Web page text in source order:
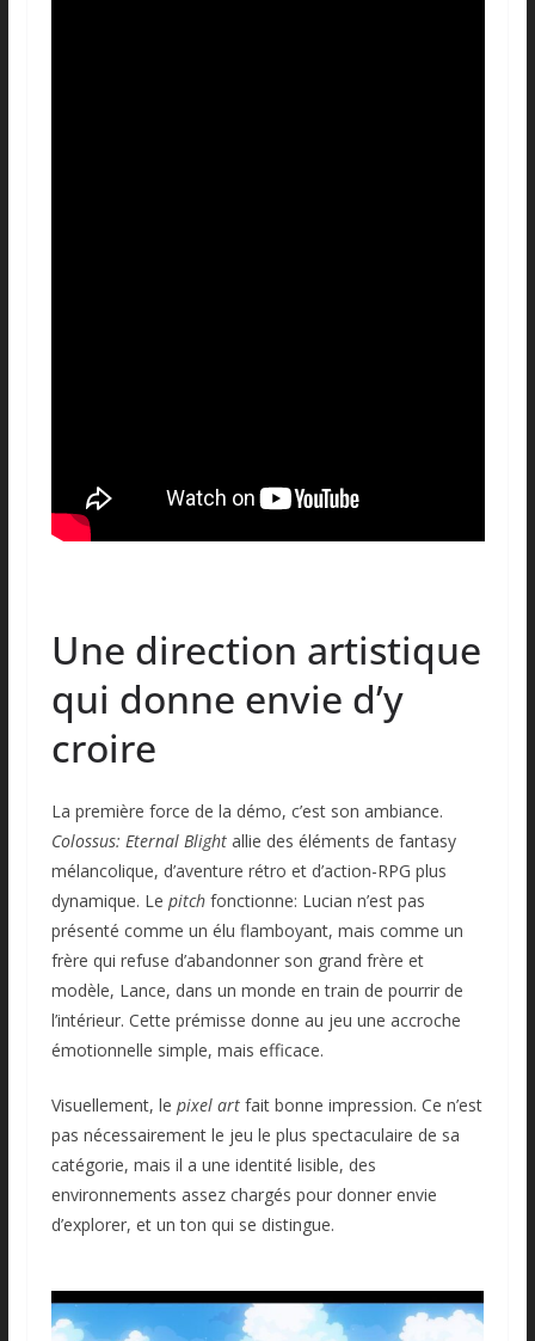
Une direction artistique
qui donne envie d’y
croire
La première force de la démo, c’est son ambiance.
Colossus: Eternal Blightallie des éléments de fantasy
mélancolique, d’aventure rétro et d’action-RPG plus
dynamique. Le pitchfonctionne: Lucian n’est pas
présenté comme un élu flamboyant, mais comme un
frère qui refuse d’abandonner son grand frère et
modèle, Lance, dans un monde en train de pourrir de
l’intérieur. Cette prémisse donne au jeu une accroche
émotionnelle simple, mais efficace.
Visuellement, le pixel artfait bonne impression. Ce n’est
pas nécessairement le jeu le plus spectaculaire de sa
catégorie, mais il a une identité lisible, des
environnements assez chargés pour donner envie
d’explorer, et un ton qui se distingue.